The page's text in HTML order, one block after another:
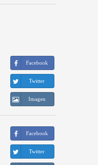
Facebook
Twitter
Imagen
Facebook
Twitter